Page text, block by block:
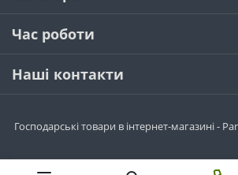
Час роботи
Наші контакти
Господарські товари в інтернет-магазині -